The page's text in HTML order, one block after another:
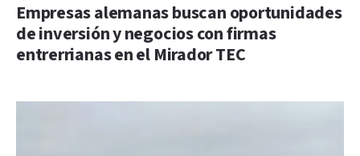
Empresas alemanas buscan oportunidades
de inversión y negocios con firmas
entrerrianas en el Mirador TEC